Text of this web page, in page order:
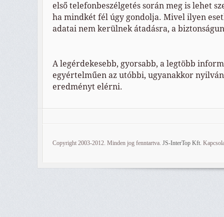
első telefonbeszélgetés során meg is lehet
ha mindkét fél úgy gondolja. Mivel ilyen
adatai nem kerülnek átadásra, a
A legérdekesebb, gyorsabb, a legtöbb
egyértelműen az utóbbi, ugyanakkor
eredményt elérni.
Copyright 2003-2012. Minden jog fenntartva. JS-InterTop Kft.